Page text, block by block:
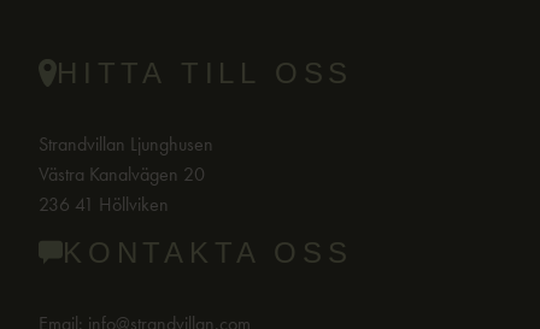
HITTA TILL OSS
Strandvillan Ljunghusen
Västra Kanalvägen 20
236 41 Höllviken
KONTAKTA OSS
Email: info@strandvillan.com